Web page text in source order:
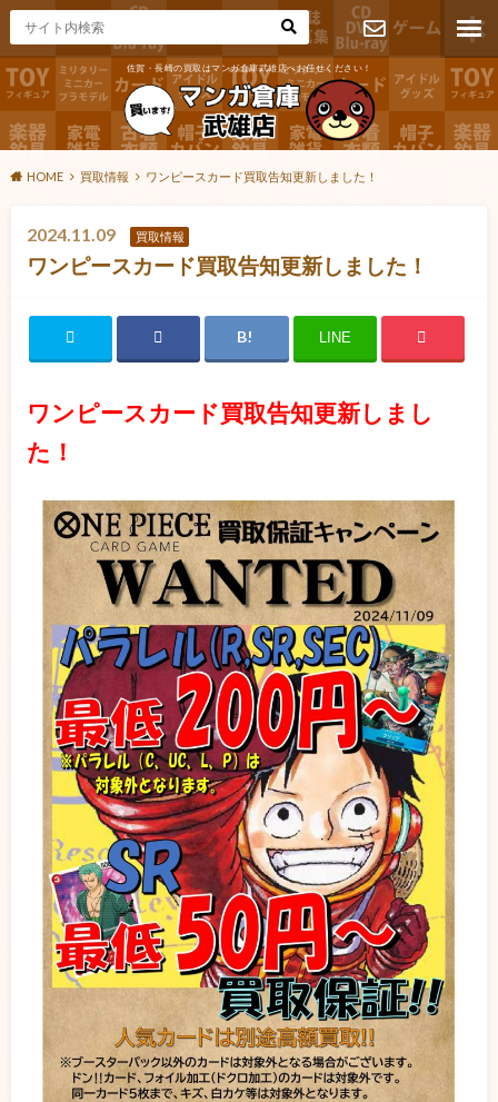
佐賀・長崎の買取はマンガ倉庫武雄店へお任せください！
お問い合わ
せ
HOME 買取情報 ワンピースカード買取告知更新しました！
2024.11.09 買取情報
ワンピースカード買取告知更新しました！
LINE
ワンピースカード買取告知更新しまし
た！